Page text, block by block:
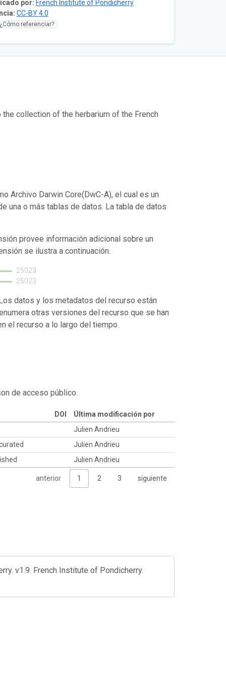
por: French Institute of Pondicherry
CC-BY 4.0
referenciar?
collection of the herbarium of the French
Archivo Darwin Core(DwC-A), el cual es un
una o más tablas de datos. La tabla de datos
provee información adicional sobre un
se ilustra a continuación.
25023
25023
datos y los metadatos del recurso están
otras versiones del recurso que se han
el recurso a lo largo del tiempo.
de acceso público.
DOI
Última modificación por
Julien Andrieu
Julien Andrieu
Julien Andrieu
anterior 1 2 3 siguiente
v1.9. French Institute of Pondicherry.